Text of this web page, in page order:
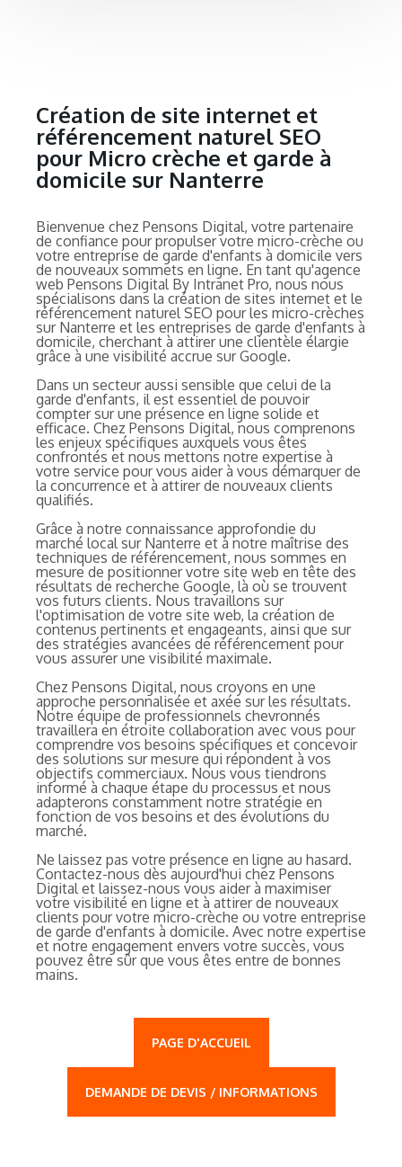
Création de site internet et
référencement naturel SEO
pour Micro crèche et garde à
domicile sur Nanterre
Bienvenue chez Pensons Digital, votre partenaire
de confiance pour propulser votre micro-crèche ou
votre entreprise de garde d'enfants à domicile vers
de nouveaux sommets en ligne. En tant qu'agence
web Pensons Digital By Intranet Pro, nous nous
spécialisons dans la création de sites internet et le
référencement naturel SEO pour les micro-crèches
sur Nanterre et les entreprises de garde d'enfants à
domicile, cherchant à attirer une clientèle élargie
grâce à une visibilité accrue sur Google.
Dans un secteur aussi sensible que celui de la
garde d'enfants, il est essentiel de pouvoir
compter sur une présence en ligne solide et
efficace. Chez Pensons Digital, nous comprenons
les enjeux spécifiques auxquels vous êtes
confrontés et nous mettons notre expertise à
votre service pour vous aider à vous démarquer de
la concurrence et à attirer de nouveaux clients
qualifiés.
Grâce à notre connaissance approfondie du
marché local sur Nanterre et à notre maîtrise des
techniques de référencement, nous sommes en
mesure de positionner votre site web en tête des
résultats de recherche Google, là où se trouvent
vos futurs clients. Nous travaillons sur
l'optimisation de votre site web, la création de
contenus pertinents et engageants, ainsi que sur
des stratégies avancées de référencement pour
vous assurer une visibilité maximale.
Chez Pensons Digital, nous croyons en une
approche personnalisée et axée sur les résultats.
Notre équipe de professionnels chevronnés
travaillera en étroite collaboration avec vous pour
comprendre vos besoins spécifiques et concevoir
des solutions sur mesure qui répondent à vos
objectifs commerciaux. Nous vous tiendrons
informé à chaque étape du processus et nous
adapterons constamment notre stratégie en
fonction de vos besoins et des évolutions du
marché.
Ne laissez pas votre présence en ligne au hasard.
Contactez-nous dès aujourd'hui chez Pensons
Digital et laissez-nous vous aider à maximiser
votre visibilité en ligne et à attirer de nouveaux
clients pour votre micro-crèche ou votre entreprise
de garde d'enfants à domicile. Avec notre expertise
et notre engagement envers votre succès, vous
pouvez être sûr que vous êtes entre de bonnes
mains.
PAGE D'ACCUEIL
DEMANDE DE DEVIS / INFORMATIONS